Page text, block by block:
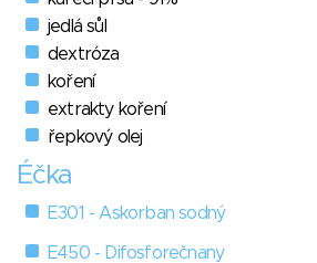
jedlá sůl
dextróza
koření
extrakty koření
řepkový olej
Éčka
E301 - Askorban sodný
E450 - Difosforečnany